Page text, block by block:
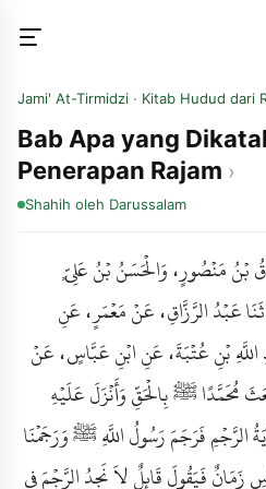
Jami' At-Tirmidzi ·
Bab Apa yang
Penerapan Rajam
Shahih oleh Darussalam
بْنُ مَنْصُورٍ، وَالْحَسَنُ بْنُ عَلِيٍّ
عَبْدُ الرَّزَّاقِ، عَنْ مَعْمَرٍ، عَنِ
بْنِ عُتْبَةَ، عَنِ ابْنِ عَبَّاسٍ، عَنْ
مُحَمَّدًا ﷺ بِالْحَقِّ وَأَنْزَلَ عَلَيْهِ
الرَّجْمِ فَرَجَمَ رَسُولُ اللَّهِ ﷺ وَرَجَمْنَا
زَمَانٌ فَيَقُولَ قَائِلٌ لاَ نَجِدُ الرَّجْمَ فِي